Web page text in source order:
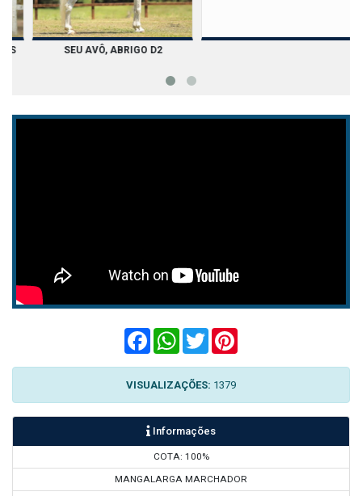
SEU PAI, CAPRICHO KORONUS
FacebookWhatsApp
Twitter
VISUALIZAÇÕES: 1379
Informações
COTA: 100%
MANGALARGA MARCHADOR